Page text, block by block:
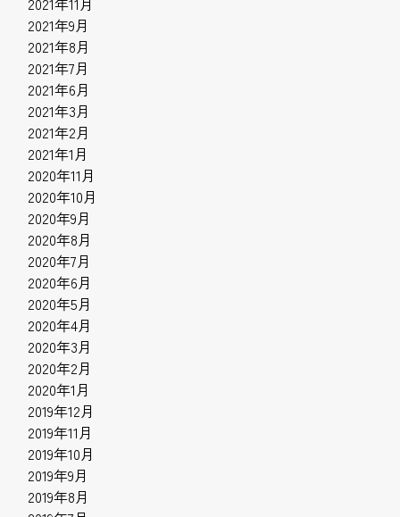
2021年9月
2021年8月
2021年7月
2021年6月
2021年3月
2021年2月
2021年1月
2020年11月
2020年10月
2020年9月
2020年8月
2020年7月
2020年6月
2020年5月
2020年4月
2020年3月
2020年2月
2020年1月
2019年12月
2019年11月
2019年10月
2019年9月
2019年8月